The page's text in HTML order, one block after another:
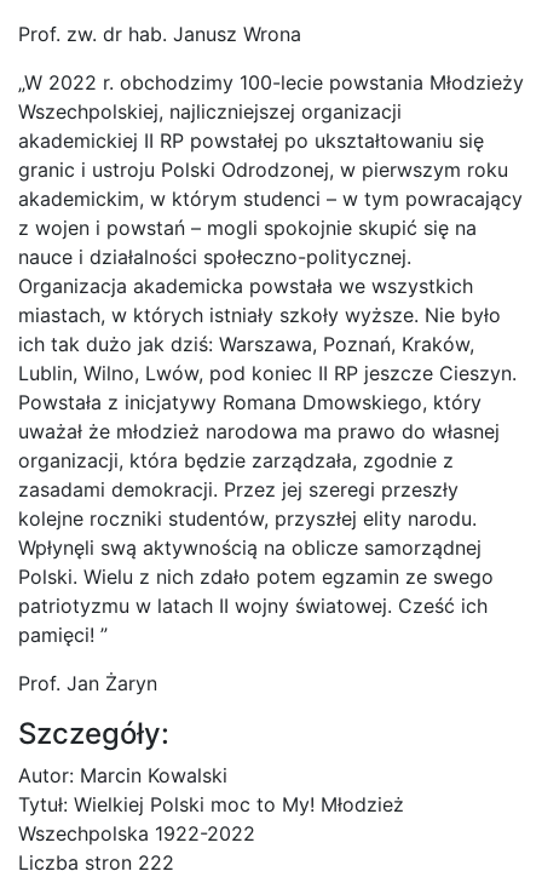
Prof. zw. dr hab. Janusz Wrona
„W 2022 r. obchodzimy 100-lecie powstania Młodzieży
Wszechpolskiej, najliczniejszej organizacji
akademickiej II RP powstałej po ukształtowaniu się
granic i ustroju Polski Odrodzonej, w pierwszym roku
akademickim, w którym studenci – w tym powracający
z wojen i powstań – mogli spokojnie skupić się na
nauce i działalności społeczno-politycznej.
Organizacja akademicka powstała we wszystkich
miastach, w których istniały szkoły wyższe. Nie było
ich tak dużo jak dziś: Warszawa, Poznań, Kraków,
Lublin, Wilno, Lwów, pod koniec II RP jeszcze Cieszyn.
Powstała z inicjatywy Romana Dmowskiego, który
uważał że młodzież narodowa ma prawo do własnej
organizacji, która będzie zarządzała, zgodnie z
zasadami demokracji. Przez jej szeregi przeszły
kolejne roczniki studentów, przyszłej elity narodu.
Wpłynęli swą aktywnością na oblicze samorządnej
Polski. Wielu z nich zdało potem egzamin ze swego
patriotyzmu w latach II wojny światowej. Cześć ich
pamięci! ”
Prof. Jan Żaryn
Szczegóły:
Autor: Marcin Kowalski
Tytuł: Wielkiej Polski moc to My! Młodzież
Wszechpolska 1922-2022
Liczba stron 222